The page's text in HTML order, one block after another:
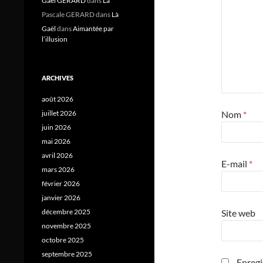
Nom *
E-mail *
Site web
Pascale GERARDdans Là
Gaël dansAimantée par
l’illusion
ARCHIVES
août 2026
juillet 2026
juin 2026
mai 2026
avril 2026
mars 2026
février 2026
janvier 2026
décembre 2025
novembre 2025
octobre 2025
septembre 2025